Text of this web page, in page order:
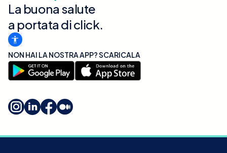
La buona salute
a portata di click.
NON HAI LA NOSTRA APP? SCARICALA